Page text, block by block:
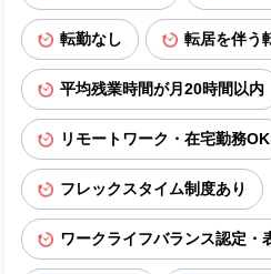
転勤なし 転居を伴う
平均残業時間が月20時間以内
リモートワーク・在宅勤務OK
フレックスタイム制度あり
ワークライフバランス認定・